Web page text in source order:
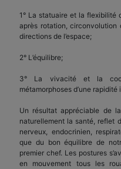
1° La statuaire et la flexibilité
après rotation,
directions de l’espace;
2° L’équilibre;
3° La vivacité et la
métamorphoses d’une rapidité
Un résultat appréciable de
naturellement la santé, reflet
nerveux, endocrinien,
que du bon équilibre de
premier chef. Les postures
en mouvement tous les